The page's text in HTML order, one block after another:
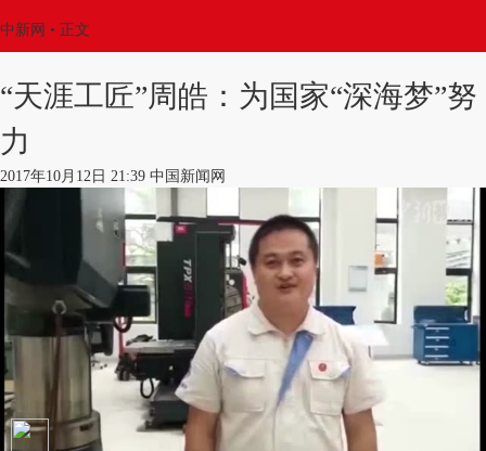
中新网 • 正文
“天涯工匠”周皓：为国家“深海梦”努
力
2017年10月12日 21:39 中国新闻网